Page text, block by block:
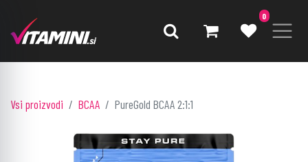
0
Vsi proizvodi BCAA PureGold BCAA 2:1:1